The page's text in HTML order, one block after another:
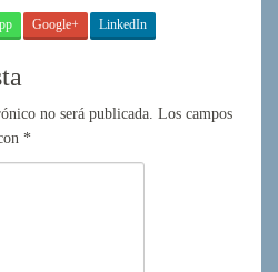
Google+ LinkedIn
no será publicada. Los campos
*